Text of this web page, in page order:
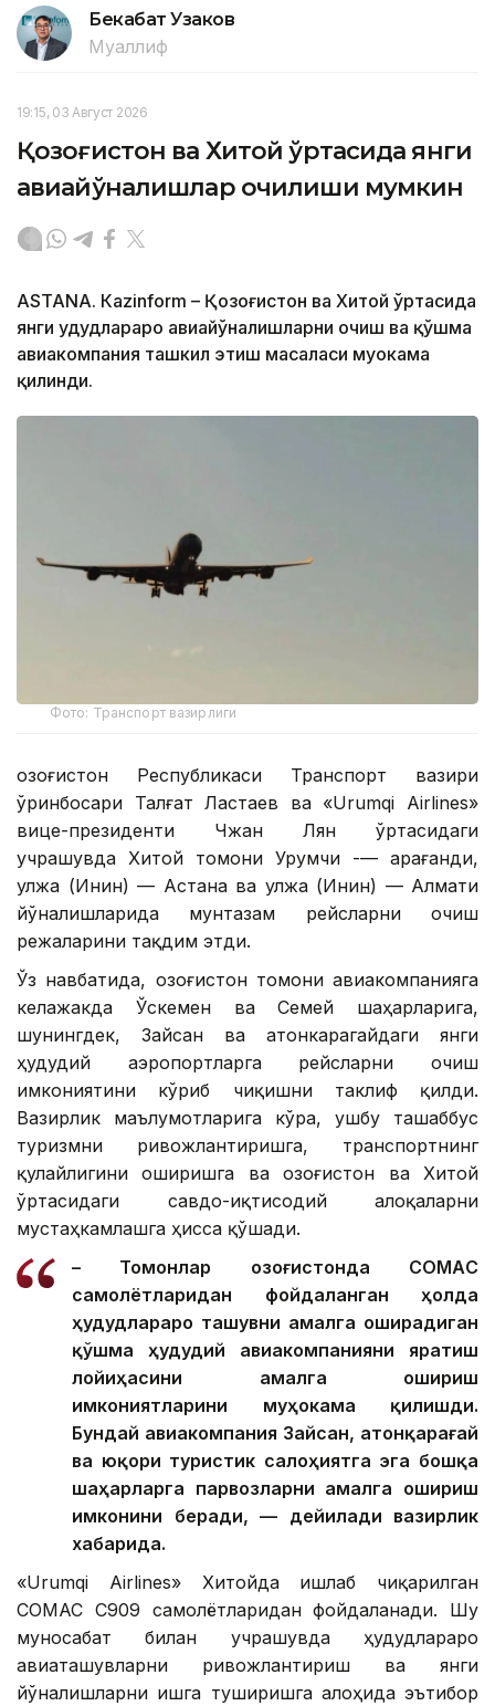
Бекабат Узаков
Муаллиф
19:15, 03 Август 2026
Қозоғистон ва Хитой ўртасида янги
авиайўналишлар очилиши мумкин
ASTANА. Кazinform – Қозоғистон ва Хитой ўртасида
янги ҳудудлараро авиайўналишларни очиш ва қўшма
авиакомпания ташкил этиш масаласи муҳокама
қилинди.
Фото: Транспорт вазирлиги
Қозоғистон Республикаси Транспорт вазири
ўринбосари Талғат Ластаев ва «Urumqi Airlines»
вице-президенти Чжан Лян ўртасидаги
учрашувда Хитой томони Урумчи -— Қарағанди,
Қулжа (Инин) — Астана ва Қулжа (Инин) — Алмати
йўналишларида мунтазам рейсларни очиш
режаларини тақдим этди.
Ўз навбатида, Қозоғистон томони авиакомпанияга
келажакда Ўскемен ва Семей шаҳарларига,
шунингдек, Зайсан ва Қатонкарагайдаги янги
ҳудудий аэропортларга рейсларни очиш
имкониятини кўриб чиқишни таклиф қилди.
Вазирлик маълумотларига кўра, ушбу ташаббус
туризмни ривожлантиришга, транспортнинг
қулайлигини оширишга ва Қозоғистон ва Хитой
ўртасидаги савдо-иқтисодий алоқаларни
мустаҳкамлашга ҳисса қўшади.
– Томонлар Қозоғистонда CОМАC
самолётларидан фойдаланган ҳолда
ҳудудлараро ташувни амалга оширадиган
қўшма ҳудудий авиакомпанияни яратиш
лойиҳасини амалга ошириш
имкониятларини муҳокама қилишди.
Бундай авиакомпания Зайсан, Қатонқарағай
ва юқори туристик салоҳиятга эга бошқа
шаҳарларга парвозларни амалга ошириш
имконини беради, — дейилади вазирлик
хабарида.
«Urumqi Airlines» Хитойда ишлаб чиқарилган
COMAC C909 самолётларидан фойдаланади. Шу
муносабат билан учрашувда ҳудудлараро
авиаташувларни ривожлантириш ва янги
йўналишларни ишга туширишга алоҳида эътибор